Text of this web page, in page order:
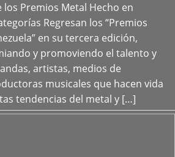
los Premios Metal Hecho en
Regresan los “Premios
en su tercera edición,
y promoviendo el talento y
artistas, medios de
musicales que hacen vida
tendencias del metal y […]
+